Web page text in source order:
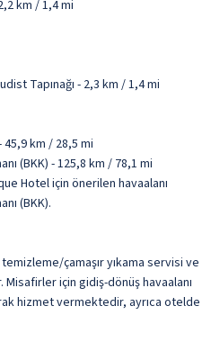
km / 1,4 mi
Tapınağı - 2,3 km / 1,4 mi
45,9 km / 28,5 mi
(BKK) - 125,8 km / 78,1 mi
Hotel için önerilen havaalanı
(BKK).
çamaşır yıkama servisi ve
için gidiş-dönüş havaalanı
hizmet vermektedir, ayrıca otelde